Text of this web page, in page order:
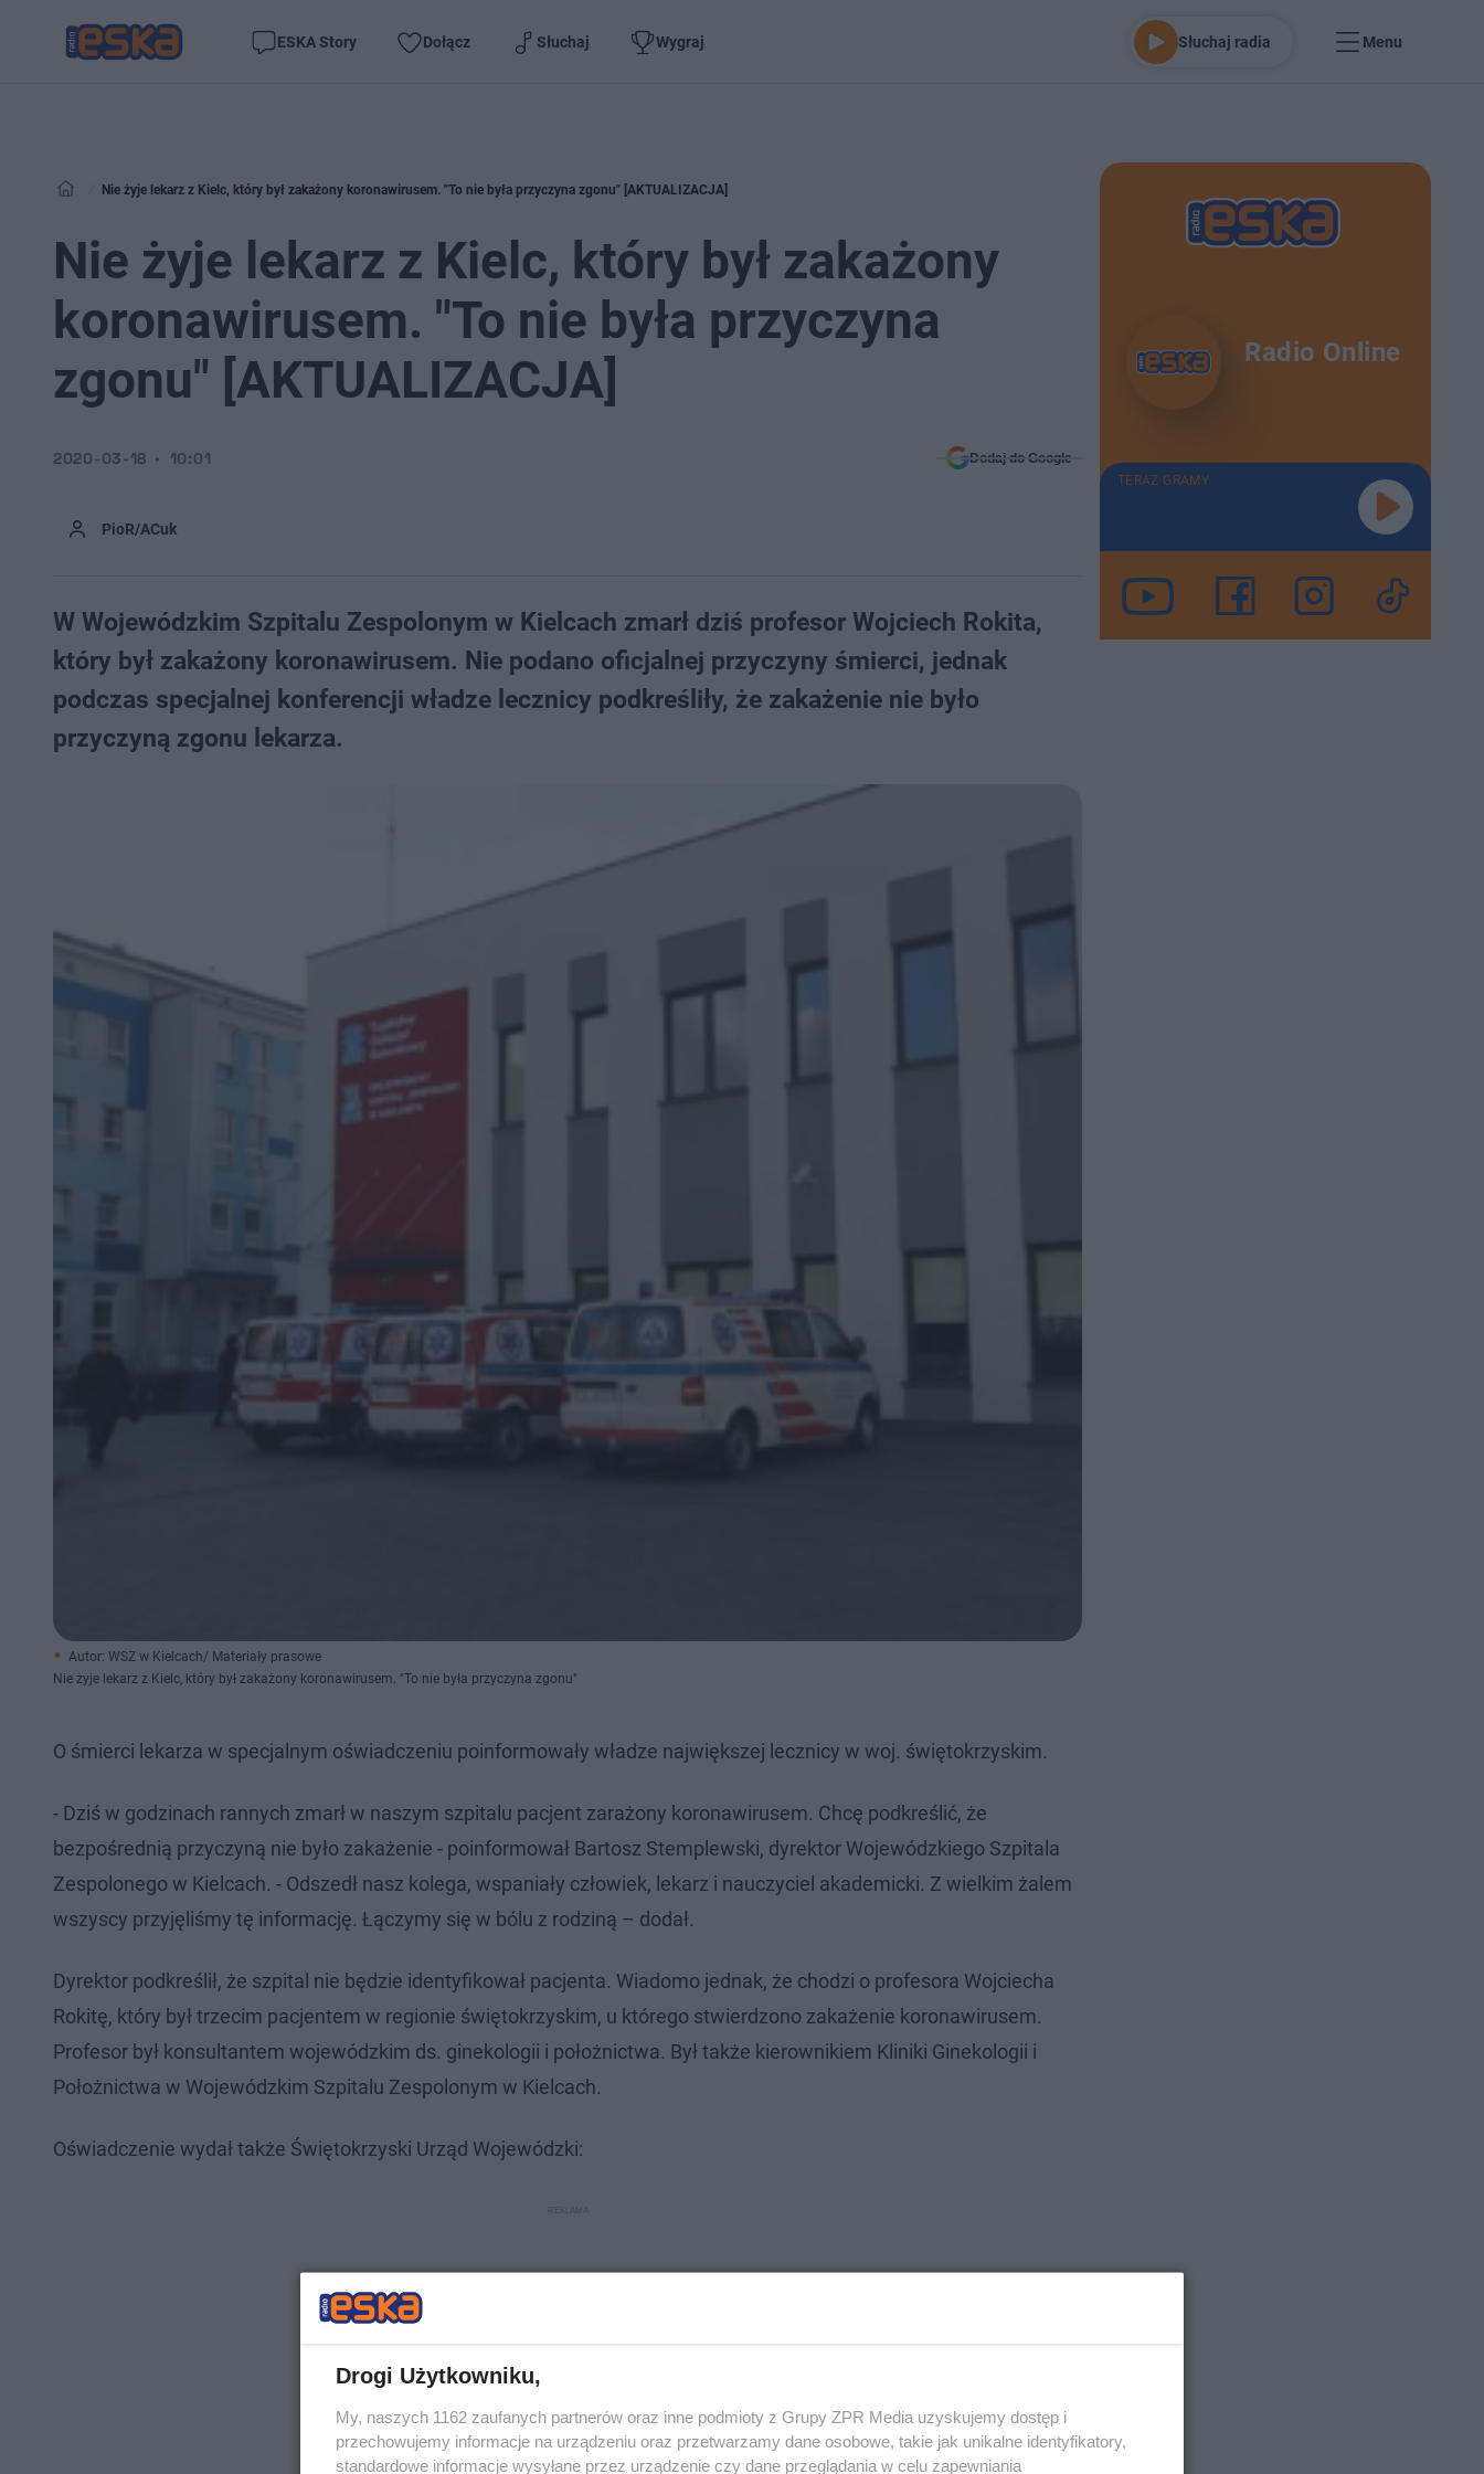
ESKA Story Dołącz Słuchaj Wygraj Słuchaj radia Menu
Nie żyje lekarz z Kielc, który był zakażony koronawirusem. "To nie była przyczyna zgonu" [AKTUALIZACJA]
Nie żyje lekarz z Kielc, który był zakażony
koronawirusem. "To nie była przyczyna
zgonu" [AKTUALIZACJA]
PioR/ACuk
2020-03-18 10:01 Dodaj do Google
W Wojewódzkim Szpitalu Zespolonym w Kielcach zmarł dziś profesor Wojciech Rokita,
który był zakażony koronawirusem. Nie podano oficjalnej przyczyny śmierci, jednak
podczas specjalnej konferencji władze lecznicy podkreśliły, że zakażenie nie było
przyczyną zgonu lekarza.
Autor: WSZ w Kielcach/ Materiały prasowe
Nie żyje lekarz z Kielc, który był zakażony koronawirusem. "To nie była przyczyna zgonu"
O śmierci lekarza w specjalnym oświadczeniu poinformowały władze największej lecznicy w woj. świętokrzyskim.
- Dziś w godzinach rannych zmarł w naszym szpitalu pacjent zarażony koronawirusem. Chcę podkreślić, że
bezpośrednią przyczyną nie było zakażenie - poinformował Bartosz Stemplewski, dyrektor Wojewódzkiego Szpitala
Zespolonego w Kielcach. - Odszedł nasz kolega, wspaniały człowiek, lekarz i nauczyciel akademicki. Z wielkim żalem
wszyscy przyjęliśmy tę informację. Łączymy się w bólu z rodziną – dodał.
Dyrektor podkreślił, że szpital nie będzie identyfikował pacjenta. Wiadomo jednak, że chodzi o profesora Wojciecha
Rokitę, który był trzecim pacjentem w regionie świętokrzyskim, u którego stwierdzono zakażenie koronawirusem.
Profesor był konsultantem wojewódzkim ds. ginekologii i położnictwa. Był także kierownikiem Kliniki Ginekologii i
Położnictwa w Wojewódzkim Szpitalu Zespolonym w Kielcach.
Oświadczenie wydał także Świętokrzyski Urząd Wojewódzki:
Radio Online
TERAZ GRAMY
Drogi Użytkowniku,
My, naszych 1162 zaufanych partnerów oraz inne podmioty z Grupy ZPR Media uzyskujemy dostęp i
przechowujemy informacje na urządzeniu oraz przetwarzamy dane osobowe, takie jak unikalne identyfikatory,
standardowe informacje wysyłane przez urządzenie czy dane przeglądania w celu zapewniania